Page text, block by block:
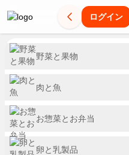
ログイン
野菜と果物
肉と魚
お惣菜とお弁当
卵と乳製品